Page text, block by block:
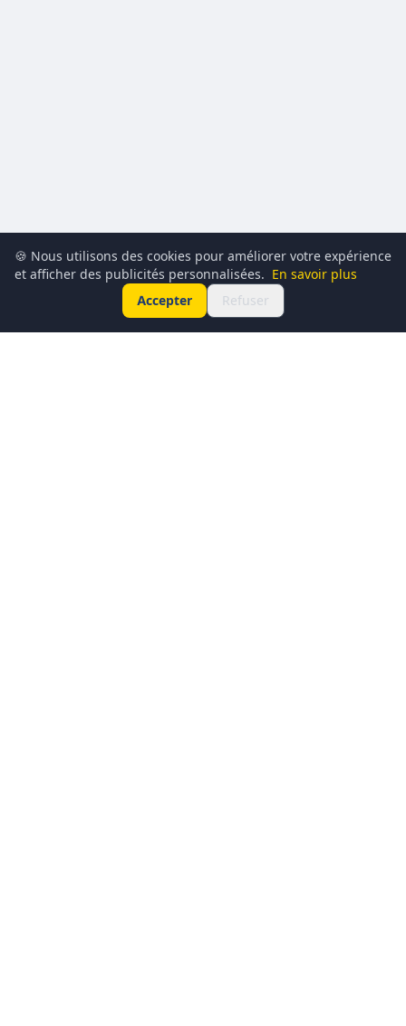
🍪 Nous utilisons des cookies pour améliorer votre expérience
et afficher des publicités personnalisées. En savoir plus
Accepter
Refuser